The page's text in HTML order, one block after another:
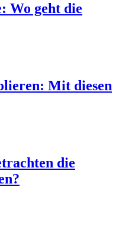
Wo geht die
Mit diesen
die